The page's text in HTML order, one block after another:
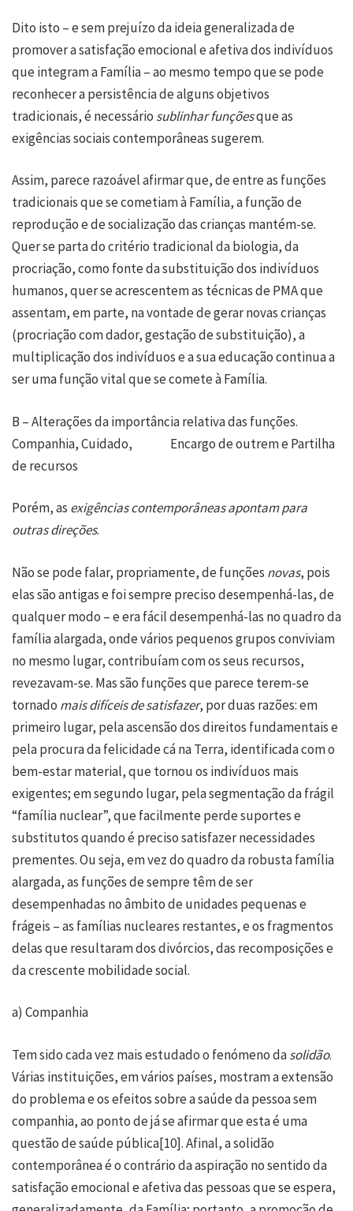
Dito isto – e sem prejuízo da ideia generalizada de
promover a satisfação emocional e afetiva dos indivíduos
que integram a Família – ao mesmo tempo que se pode
reconhecer a persistência de alguns objetivos
tradicionais, é necessário sublinharfunçõesque as
exigências sociais contemporâneas sugerem.
Assim, parece razoável afirmar que, de entre as funções
tradicionais que se cometiam à Família, a função de
reprodução e de socialização das crianças mantém-se.
Quer se parta do critério tradicional da biologia, da
procriação, como fonte da substituição dos indivíduos
humanos, quer se acrescentem as técnicas de PMA que
assentam, em parte, na vontade de gerar novas crianças
(procriação com dador, gestação de substituição), a
multiplicação dos indivíduos e a sua educação continua a
ser uma função vital que se comete à Família.
B – Alterações da importância relativa das funções.
Companhia, Cuidado, Encargo de outrem e Partilha
de recursos
Porém, as exigências contemporâneasapontam para
outras direções.
Não se pode falar, propriamente, de funções novas, pois
elas são antigas e foi sempre preciso desempenhá-las, de
qualquer modo – e era fácil desempenhá-las no quadro da
família alargada, onde vários pequenos grupos conviviam
no mesmo lugar, contribuíam com os seus recursos,
revezavam-se. Mas são funções que parece terem-se
tornado mais difíceis de satisfazer, por duas razões: em
primeiro lugar, pela ascensão dos direitos fundamentais e
pela procura da felicidade cá na Terra, identificada com o
bem-estar material, que tornou os indivíduos mais
exigentes; em segundo lugar, pela segmentação da frágil
“família nuclear”, que facilmente perde suportes e
substitutos quando é preciso satisfazer necessidades
prementes. Ou seja, em vez do quadro da robusta família
alargada, as funções de sempre têm de ser
desempenhadas no âmbito de unidades pequenas e
frágeis – as famílias nucleares restantes, e os fragmentos
delas que resultaram dos divórcios, das recomposições e
da crescente mobilidade social.
a) Companhia
Tem sido cada vez mais estudado o fenómeno dasolidão.
Várias instituições, em vários países, mostram a extensão
do problema e os efeitos sobre a saúde da pessoa sem
companhia, ao ponto de já se afirmar que esta é uma
questão de saúde pública[10]. Afinal, a solidão
contemporânea é o contrário da aspiração no sentido da
satisfação emocional e afetiva das pessoas que se espera,